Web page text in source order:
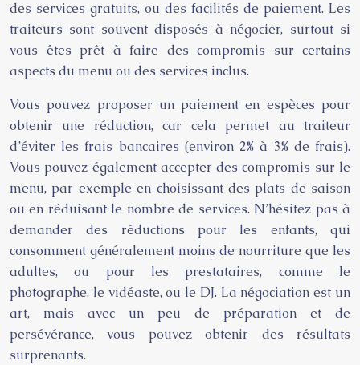
des services gratuits, ou des facilités de paiement. Les
traiteurs sont souvent disposés à négocier, surtout si
vous êtes prêt à faire des compromis sur certains
aspects du menu ou des services inclus.
Vous pouvez proposer un paiement en espèces pour
obtenir une réduction, car cela permet au traiteur
d’éviter les frais bancaires (environ 2% à 3% de frais).
Vous pouvez également accepter des compromis sur le
menu, par exemple en choisissant des plats de saison
ou en réduisant le nombre de services. N’hésitez pas à
demander des réductions pour les enfants, qui
consomment généralement moins de nourriture que les
adultes, ou pour les prestataires, comme le
photographe, le vidéaste, ou le DJ. La négociation est un
art, mais avec un peu de préparation et de
persévérance, vous pouvez obtenir des résultats
surprenants.